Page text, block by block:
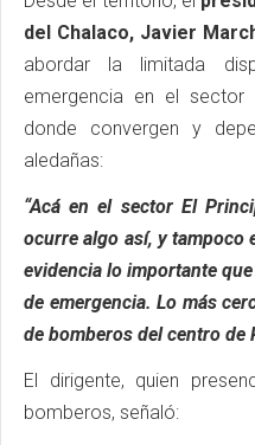
del Chalaco, Javier
abordar la limitada
emergencia en el sector
donde convergen y
aledañas:
“Acá en el sector El
ocurre algo así, y tampoco
evidencia lo importante
de emergencia. Lo más
de bomberos del centro de
El dirigente, quien
bomberos, señaló: